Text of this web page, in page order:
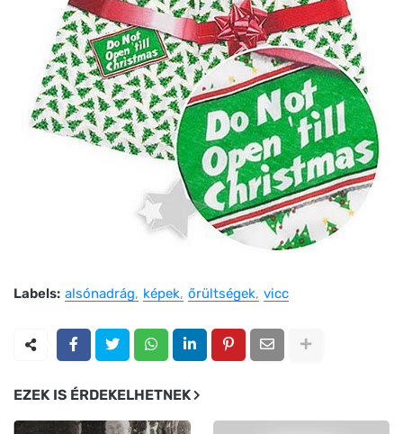
Labels: alsónadrág képek őrültségek vicc
EZEK IS ÉRDEKELHETNEK